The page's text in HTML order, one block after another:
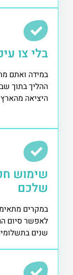
בלי צו
במידה ואתם
ההליך בתוך
היציאה
שימוש
שלכם
במקרים
לאפשר סיום
שנים